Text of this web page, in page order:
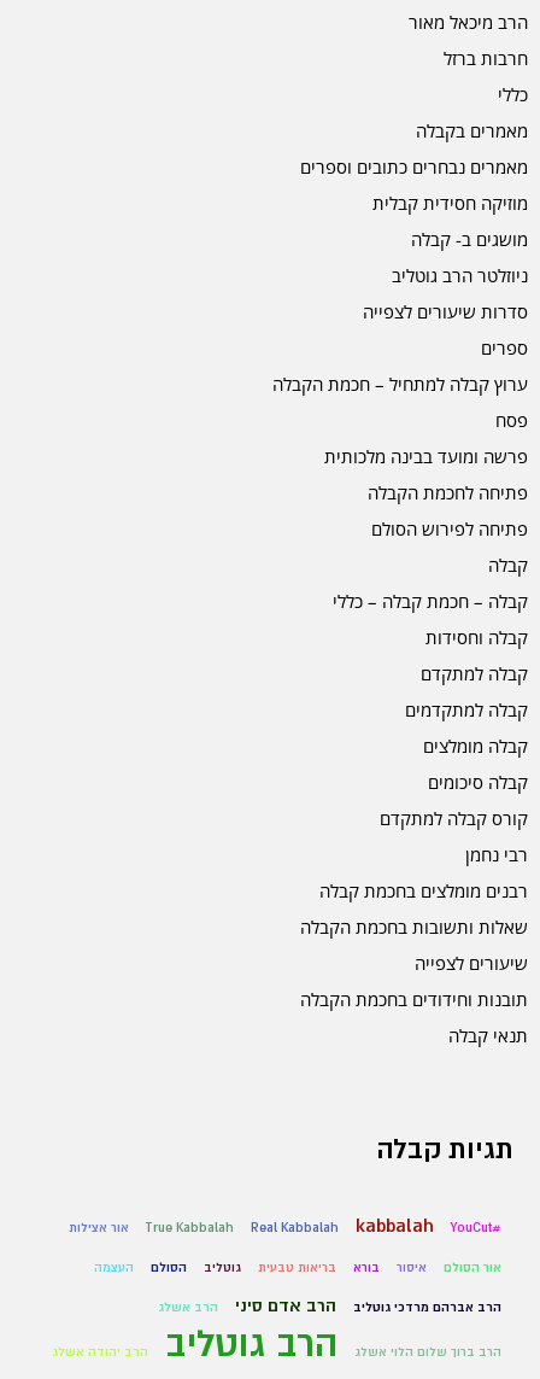
הרב מיכאל מאור
חרבות ברזל
כללי
מאמרים בקבלה
מאמרים נבחרים כתובים וספרים
מוזיקה חסידית קבלית
מושגים ב- קבלה
ניוזלטר הרב גוטליב
סדרות שיעורים לצפייה
ספרים
ערוץ קבלה למתחיל – חכמת הקבלה
פסח
פרשה ומועד בבינה מלכותית
פתיחה לחכמת הקבלה
פתיחה לפירוש הסולם
קבלה
קבלה – חכמת קבלה – כללי
קבלה וחסידות
קבלה למתקדם
קבלה למתקדמים
קבלה מומלצים
קבלה סיכומים
קורס קבלה למתקדם
רבי נחמן
רבנים מומלצים בחכמת קבלה
שאלות ותשובות בחכמת הקבלה
שיעורים לצפייה
תובנות וחידודים בחכמת הקבלה
תנאי קבלה
תגיות קבלה
#YouCut
kabbalah
Real Kabbalah
True Kabbalah אור אצילות
אור הסולם איסור בורא בריאות טבעית גוטליב הסולם העצמה
הרב אברהם מרדכי גוטליב הרב אדם סיני הרב אשלג
הרב ברוך שלום הלוי אשלג הרב גוטליב הרב יהודה אשלג